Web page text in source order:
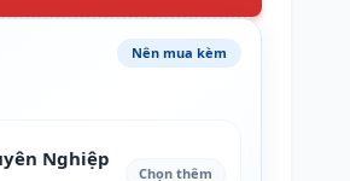
Nên mua kèm
Nghiệp
Chọn thêm